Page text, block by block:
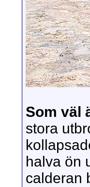
Som väl
stora
halva ön
calderan